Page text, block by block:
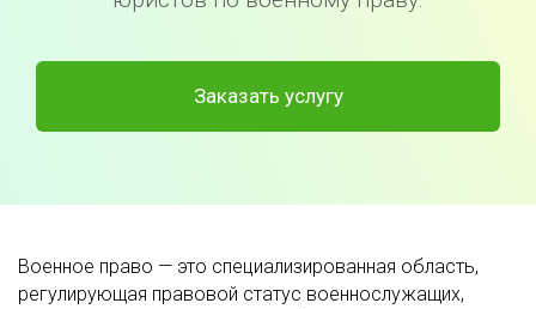
Заказать услугу
Военное право — это специализированная область,
регулирующая правовой статус военнослужащих,